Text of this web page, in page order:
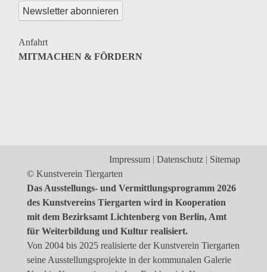
Genres
Anfahrt
MITMACHEN & FÖRDERN
Impressum Datenschutz
Sitemap
© Kunstverein Tiergarten
Das Ausstellungs- und Vermittlungsprogramm 2026
des Kunstvereins Tiergarten wird in Kooperation
mit dem Bezirksamt Lichtenberg von Berlin, Amt
für Weiterbildung und Kultur realisiert.
Von 2004 bis 2025 realisierte der Kunstverein Tiergarten
seine Ausstellungsprojekte in der kommunalen Galerie